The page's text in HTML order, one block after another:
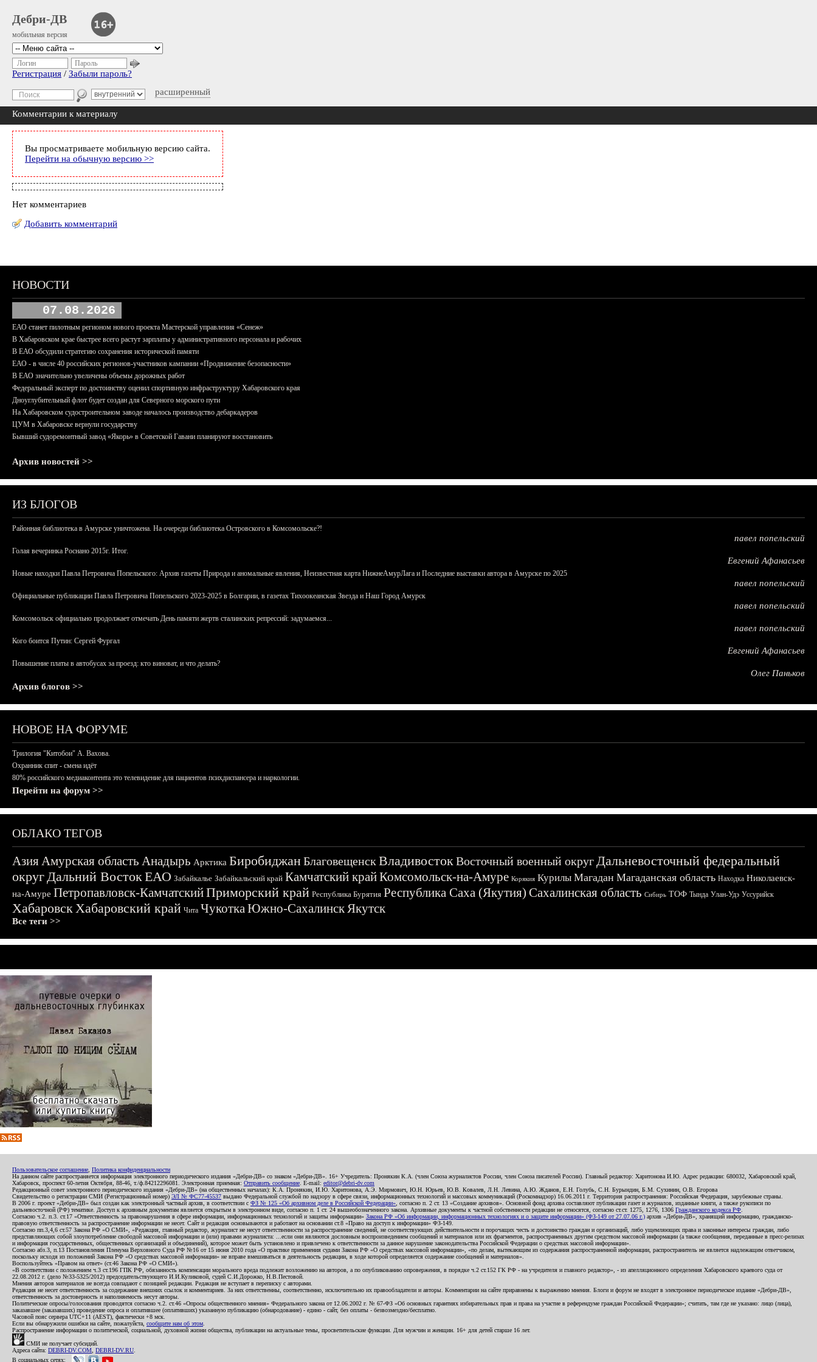
Дебри-ДВ
мобильная версия
расширенный
Логин Пароль
Регистрация / Забыли пароль?
Комментарии к материалу
Вы просматриваете мобильную версию сайта.
Перейти на обычную версию >>
Нет комментариев
Добавить комментарий
НОВОСТИ
07.08.2026
ЕАО станет пилотным регионом нового проекта Мастерской управления «Сенеж»
В Хабаровском крае быстрее всего растут зарплаты у административного персонала и рабочих
В ЕАО обсудили стратегию сохранения исторической памяти
ЕАО - в числе 40 российских регионов-участников кампании «Продвижение безопасности»
В ЕАО значительно увеличены объемы дорожных работ
Федеральный эксперт по достоинству оценил спортивную инфраструктуру Хабаровского края
Дноуглубительный флот будет создан для Северного морского пути
На Хабаровском судостроительном заводе началось производство дебаркадеров
ЦУМ в Хабаровске вернули государству
Бывший судоремонтный завод «Якорь» в Советской Гавани планируют восстановить
Архив новостей >>
ИЗ БЛОГОВ
Районная библиотека в Амурске уничтожена. На очереди библиотека Островского в Комсомольске?!
павел попельский
Голая вечеринка Роснано 2015г. Итог.
Евгений Афанасьев
Новые находки Павла Петровича Попельского: Архив газеты Природа и аномальные явления, Неизвестная карта НижнеАмурЛага и Последние выставки автора в Амурске по 2025
павел попельский
Официальные публикации Павла Петровича Попельского 2023-2025 в Болгарии, в газетах Тихоокеанская Звезда и Наш Город Амурск
павел попельский
Комсомольск официально продолжает отмечать День памяти жертв сталинских репрессий: задумаемся...
павел попельский
Кого боится Путин: Сергей Фургал
Евгений Афанасьев
Повышение платы в автобусах за проезд: кто виноват, и что делать?
Олег Паньков
Архив блогов >>
НОВОЕ НА ФОРУМЕ
Трилогия "Китобои" А. Вахова.
Охранник спит - смена идёт
80% российского медиаконтента это телевидение для пациентов психдиспансера и наркологии.
Перейти на форум >>
ОБЛАКО ТЕГОВ
АзияАмурская область Анадырь Арктика БиробиджанБлаговещенскВладивостокВосточный военный округДальневосточный федеральный
округДальний ВостокЕАО Забайкалье Забайкальский край Камчатский крайКомсомольск-на-Амуре Корякия Курилы Магадан Магаданская область Находка Николаевск-
на-Амуре Петропавловск-КамчатскийПриморский край Республика Бурятия Республика Саха (Якутия) Сахалинская область Сибирь ТОФ Тында Улан-Удэ Уссурийск
ХабаровскХабаровский край Чита ЧукоткаЮжно-СахалинскЯкутск
Все теги >>
Пользовательское соглашение Политика конфиденциальности
На данном сайте распространяется информация электронного периодического издания «Дебри-ДВ» со знаком «Дебри-ДВ». 16+ Учредитель: Пронякин К.А. (член Союза журналистов России, член Союза писателей России). Главный редактор: Харитонова И.Ю. Адрес редакции: 680032, Хабаровский край,
Хабаровск, проспект 60-летия Октября, 88-46, т./ф.84212296081. Электронная приемная: Отправить сообщение . E-mail: editor@debri-dv.com
Редакционный совет электронного периодического издания «Дебри-ДВ» (на общественных началах): К.А. Пронякин, И.Ю. Харитонова, А.Э. Мирмович, Ю.Н. Юрьев, Ю.В. Ковалев, Л.Н. Левина, А.Ю. Жданов, Е.Н. Голубь, С.Н. Бурындин, Б.М. Сухинин, О.В. Егорова
Свидетельство о регистрации СМИ (Регистрационный номер) ЭЛ № ФС77-45537 выдано Федеральной службой по надзору в сфере связи, информационных технологий и массовых коммуникаций (Роскомнадзор) 16.06.2011 г. Территория распространения: Российская Федерация, зарубежные страны.
В 2006 г. проект «Дебри-ДВ» был создан как электронный частный архив, в соответствии с ФЗ № 125 «Об архивном деле в Российской Федерации» , согласно п. 2 ст. 13 «Создание архивов». Основной фонд архива составляют публикации газет и журналов, изданные книги, а также рукописи по
дальневосточной (РФ) тематике. Доступ к архивным документам является открытым в электронном виде, согласно п. 1 ст. 24 вышеобозначенного закона. Архивные документы к частной собственности редакции не относятся, согласно ст.ст. 1275, 1276, 1306 Гражданского кодекса РФ
Согласно ч.2. п.3. ст.17 «Ответственность за правонарушения в сфере информации, информационных технологий и защиты информации» Закона РФ «Об информации, информационных технологиях и о защите информации» (ФЗ-149 от 27.07.06 г.) архив «Дебри-ДВ», хранящий информацию, гражданско-
правовую ответственность за распространение информации не несет. Сайт и редакция основываются и работают на основании ст.8 «Право на доступ к информации» ФЗ-149.
Согласно пп.3,4,6 ст.57 Закона РФ «О СМИ», «Редакция, главный редактор, журналист не несут ответственности за распространение сведений, не соответствующих действительности и порочащих честь и достоинство граждан и организаций, либо ущемляющих права и законные интересы граждан, либо
представляющих собой злоупотребление свободой массовой информации и (или) правами журналиста: ...если они являются дословным воспроизведением сообщений и материалов или их фрагментов, распространенных другим средством массовой информации (а также сообщения, переданные в пресс-релизах
и информация государственных, общественных организаций и объединений), которое может быть установлено и привлечено к ответственности за данное нарушение законодательства Российской Федерации о средствах массовой информации».
Согласно абз.3, п.13 Постановления Пленума Верховного Суда РФ №16 от 15 июня 2010 года «О практике применения судами Закона РФ «О средствах массовой информации», «по делам, вытекающим из содержания распространенной информации, распространитель не является надлежащим ответчиком,
поскольку исходя из положений Закона РФ «О средствах массовой информации» не вправе вмешиваться в деятельность редакции, в ходе которой определяется содержание сообщений и материалов».
Воспользуйтесь «Правом на ответ» (ст.46 Закона РФ «О СМИ»).
«В соответствии с положением ч.3 ст.196 ГПК РФ, обязанность компенсации морального вреда подлежит возложению на авторов, а по опубликованию опровержения, в порядке ч.2 ст.152 ГК РФ - на учредителя и главного редактор», - из апелляционного определения Хабаровского краевого суда от
22.08.2012 г. (дело №33-5325/2012) председательствующего И.И.Куликовой, судей С.И.Дорожко, Н.В.Пестовой.
Мнения авторов материалов не всегда совпадают с позицией редакции. Редакция не вступает в переписку с авторами.
Редакция не несет ответственность за содержание внешних ссылок и комментариев. За них ответственны, соответственно, исключительно их правообладатели и авторы. Комментарии на сайте приравнены к выражению мнения. Блоги и форум не входят в электронное периодическое издание «Дебри-ДВ»,
ответственность за достоверность и наполняемость несут авторы.
Политические опросы/голосования проводятся согласно ч.2. ст.46 «Опросы общественного мнения» Федерального закона от 12.06.2002 г. № 67-ФЗ «Об основных гарантиях избирательных прав и права на участие в референдуме граждан Российской Федерации»; считать, там где не указано: лицо (лица),
заказавшее (заказавших) проведение опроса и оплатившее (оплативших) указанную публикацию (обнародование) - едино - сайт, без оплаты - безвозмездно/бесплатно.
Часовой пояс сервера UTC+11 (AEST), фактически +8 мск.
Если вы обнаружили ошибки на сайте, пожалуйста, сообщите нам об этом
Распространение информации о политической, социальной, духовной жизни общества, публикации на актуальные темы, просветительские функции. Для мужчин и женщин. 16+ для детей старше 16 лет.
СМИ не получает субсидий.
Адреса сайта: DEBRI-DV.COM DEBRI-DV.RU
В социальных сетях: